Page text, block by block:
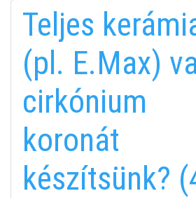
Teljes
(pl. E.Max)
cirkónium
koronát
készítsünk?